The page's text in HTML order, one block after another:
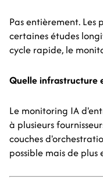
Pas entièrement.
certaines études
cycle rapide, le
Quelle infrastructure
Le monitoring IA
à plusieurs
couches
possible mais de plus